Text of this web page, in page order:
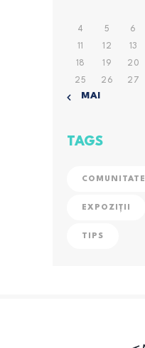
4
5 6
11
12 13
18
19 20
25
26 27
« MAI
TAGS
COMUNITATE
EXPOZIȚII
TIPS